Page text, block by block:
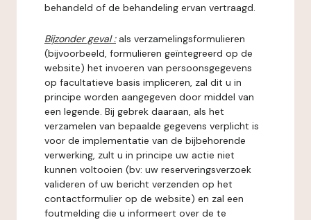
behandeld of de behandeling ervan vertraagd.
Bijzonder geval : als verzamelingsformulieren
(bijvoorbeeld, formulieren geïntegreerd op de
website) het invoeren van persoonsgegevens
op facultatieve basis impliceren, zal dit u in
principe worden aangegeven door middel van
een legende. Bij gebrek daaraan, als het
verzamelen van bepaalde gegevens verplicht is
voor de implementatie van de bijbehorende
verwerking, zult u in principe uw actie niet
kunnen voltooien (bv: uw reserveringsverzoek
valideren of uw bericht verzenden op het
contactformulier op de website) en zal een
foutmelding die u informeert over de te